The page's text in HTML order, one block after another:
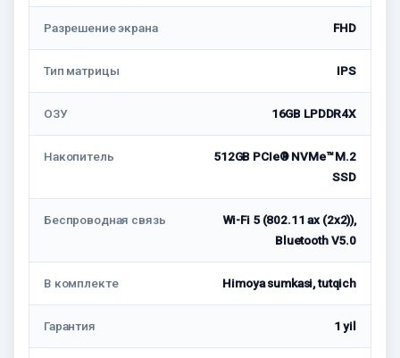
Разрешение экрана FHD
Тип матрицы IPS
ОЗУ 16GB LPDDR4X
Накопитель
512GB PCIe® NVMe™ M.2
SSD
Беспроводная связь
Wi-Fi 5 (802.11 ax (2x2)),
Bluetooth V5.0
В комплекте Himoya sumkasi, tutqich
Гарантия 1 yil